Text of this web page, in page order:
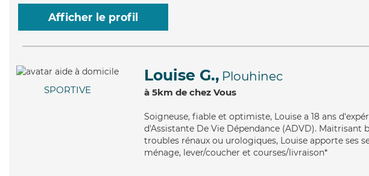
Afficher le profil
SPORTIVE
Louise G., Plouhinec
à 5km de chez Vous
Soigneuse, fiable et optimiste, Louise a 18 ans
d'Assistante De Vie Dépendance (ADVD). Maitrisant
troubles rénaux ou urologiques, Louise apporte ses
ménage, lever/coucher et courses/livraison*